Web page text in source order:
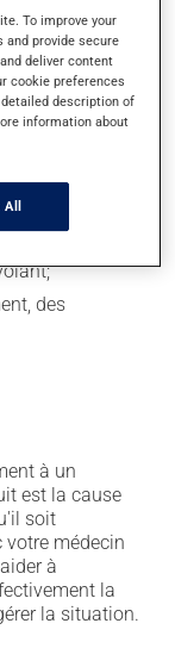
votre
peut à
(effets
des
à un
est la cause
soit
votre médecin
à
la
la situation.
To improve your
and provide secure
deliver content
cookie preferences
description of
information about
All